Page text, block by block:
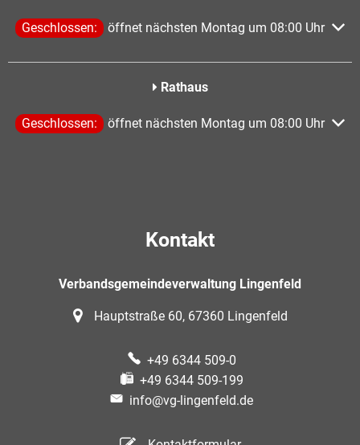
Klicken, um weitere Öffnungs- oder Schließzeiten
Geschlossen: öffnet nächsten Montag um 08:00 Uhr
Rathaus
Klicken, um weitere Öffnungs- oder Schließzeiten
Geschlossen: öffnet nächsten Montag um 08:00 Uhr
Kontakt
Verbandsgemeindeverwaltung Lingenfeld
Hauptstraße 60, 67360 Lingenfeld
+49 6344 509-0
+49 6344 509-199
info@vg-lingenfeld.de